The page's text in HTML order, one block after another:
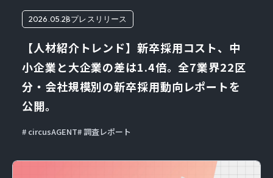
2026.05.28プレスリリース
【人材紹介トレンド】新卒採用コスト、中
小企業と大企業の差は1.4倍。全7業界22区
分・会社規模別の新卒採用動向レポートを
公開。
circusAGENT 調査レポート